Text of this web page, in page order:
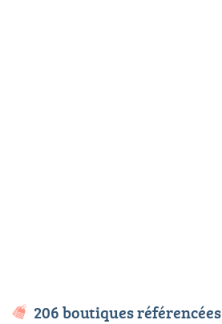
206 boutiques référencées